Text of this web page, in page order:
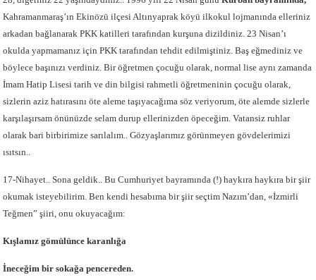
Kahramanmaraş’ın Ekinözü ilçesi Altınyaprak köyü ilkokul lojmanında elleriniz
arkadan bağlanarak PKK katilleri tarafından kurşuna dizildiniz. 23 Nisan’ı
okulda yapmamanız için PKK tarafından tehdit edilmiştiniz. Baş eğmediniz ve
böylece başınızı verdiniz. Bir öğretmen çocuğu olarak, normal lise aynı zamanda
İmam Hatip Lisesi tarih ve din bilgisi rahmetli öğretmeninin çocuğu olarak,
sizlerin aziz hatırasını öte aleme taşıyacağıma söz veriyorum, öte alemde sizlerle
karşılaşırsam önünüzde selam durup ellerinizden öpeceğim. Vatansiz ruhlar
olarak bari birbirimize sarılalım.. Gözyaşlarımız görünmeyen gövdelerimizi
ısıtsın..
17-Nihayet.. Sona geldik.. Bu Cumhuriyet bayramında (!) haykıra haykıra bir şiir
okumak isteyebilirim. Ben kendi hesabıma bir şiir seçtim Nazım’dan, «İzmirli
Teğmen” şiiri, onu okuyacağım:
Kışlamız gömülünce karanlığa
İneceğim bir sokağa pencereden.